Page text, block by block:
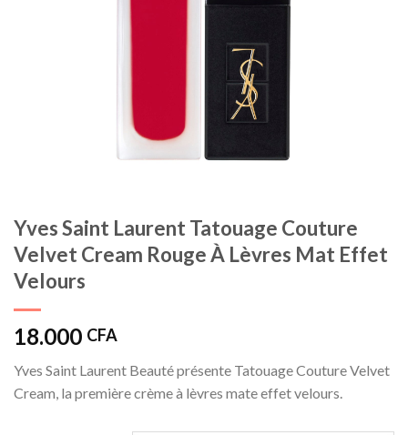
Yves Saint Laurent Tatouage Couture
Velvet Cream Rouge À Lèvres Mat Effet
Velours
18.000 CFA
Yves Saint Laurent Beauté présente Tatouage Couture Velvet
Cream, la première crème à lèvres mate effet velours.